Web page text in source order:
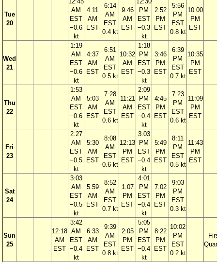
Tue
20
AM
EST
−0.6
kt
4:11
AM
EST
6:14
AM
EST
0.4 kt
9:46
AM
EST
PM
EST
−0.3
kt
2:52
PM
EST
5:56
PM
EST
0.8 kt
10:00
PM
EST
Wed
21
1:19
AM
EST
−0.6
kt
4:37
AM
EST
6:51
AM
EST
0.5 kt
10:32
AM
EST
1:18
PM
EST
−0.3
kt
3:46
PM
EST
6:39
PM
EST
0.7 kt
10:35
PM
EST
Thu
22
1:53
AM
EST
−0.6
kt
5:03
AM
EST
7:28
AM
EST
0.6 kt
11:21
AM
EST
2:09
PM
EST
−0.4
kt
4:45
PM
EST
7:23
PM
EST
0.6 kt
11:09
PM
EST
Fri
23
2:27
AM
EST
−0.5
kt
5:30
AM
EST
8:08
AM
EST
0.6 kt
12:13
PM
EST
3:03
PM
EST
−0.4
kt
5:49
PM
EST
8:11
PM
EST
0.5 kt
11:43
PM
EST
Sat
24
3:03
AM
EST
−0.5
kt
5:59
AM
EST
8:52
AM
EST
0.7 kt
1:07
PM
EST
4:01
PM
EST
−0.4
kt
7:02
PM
EST
9:03
PM
EST
0.3 kt
Sun
25
12:18
AM
EST
3:42
AM
EST
−0.4
kt
6:33
AM
EST
9:39
AM
EST
0.8 kt
2:05
PM
EST
5:05
PM
EST
−0.4
kt
8:22
PM
EST
10:02
PM
EST
0.2 kt